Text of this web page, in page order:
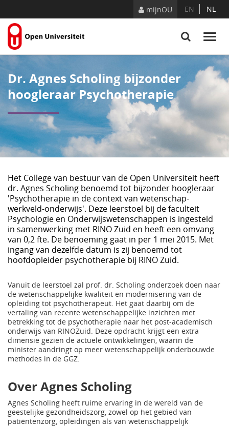
mijnOU EN NL
Dr. Agnes Scholing bijzonder
hoogleraar Psychotherapie
Het College van bestuur van de Open Universiteit heeft
dr. Agnes Scholing benoemd tot bijzonder hoogleraar
'Psychotherapie in de context van wetenschap-
werkveld-onderwijs'. Deze leerstoel bij de faculteit
Psychologie en Onderwijswetenschappen is ingesteld
in samenwerking met RINO Zuid en heeft een omvang
van 0,2 fte. De benoeming gaat in per 1 mei 2015. Met
ingang van dezelfde datum is zij benoemd tot
hoofdopleider psychotherapie bij RINO Zuid.
Vanuit de leerstoel zal prof. dr. Scholing onderzoek doen naar
de wetenschappelijke kwaliteit en modernisering van de
opleiding tot psychotherapeut. Het gaat daarbij om de
vertaling van recente wetenschappelijke inzichten met
betrekking tot de psychotherapie naar het post-academisch
onderwijs van RINOZuid. Deze opdracht krijgt een extra
dimensie gezien de actuele ontwikkelingen, waarin de
minister aandringt op meer wetenschappelijk onderbouwde
methodes in de GGZ.
Over Agnes Scholing
Agnes Scholing heeft ruime ervaring in de wereld van de
geestelijke gezondheidszorg, zowel op het gebied van
patiëntenzorg, opleidingen als van wetenschappelijk